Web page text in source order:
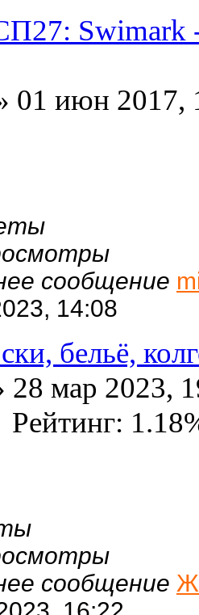
СП27:
01 июн 2017,
сообщение
14:08
бельё,
28 мар 2023,
Рейтинг:
сообщение